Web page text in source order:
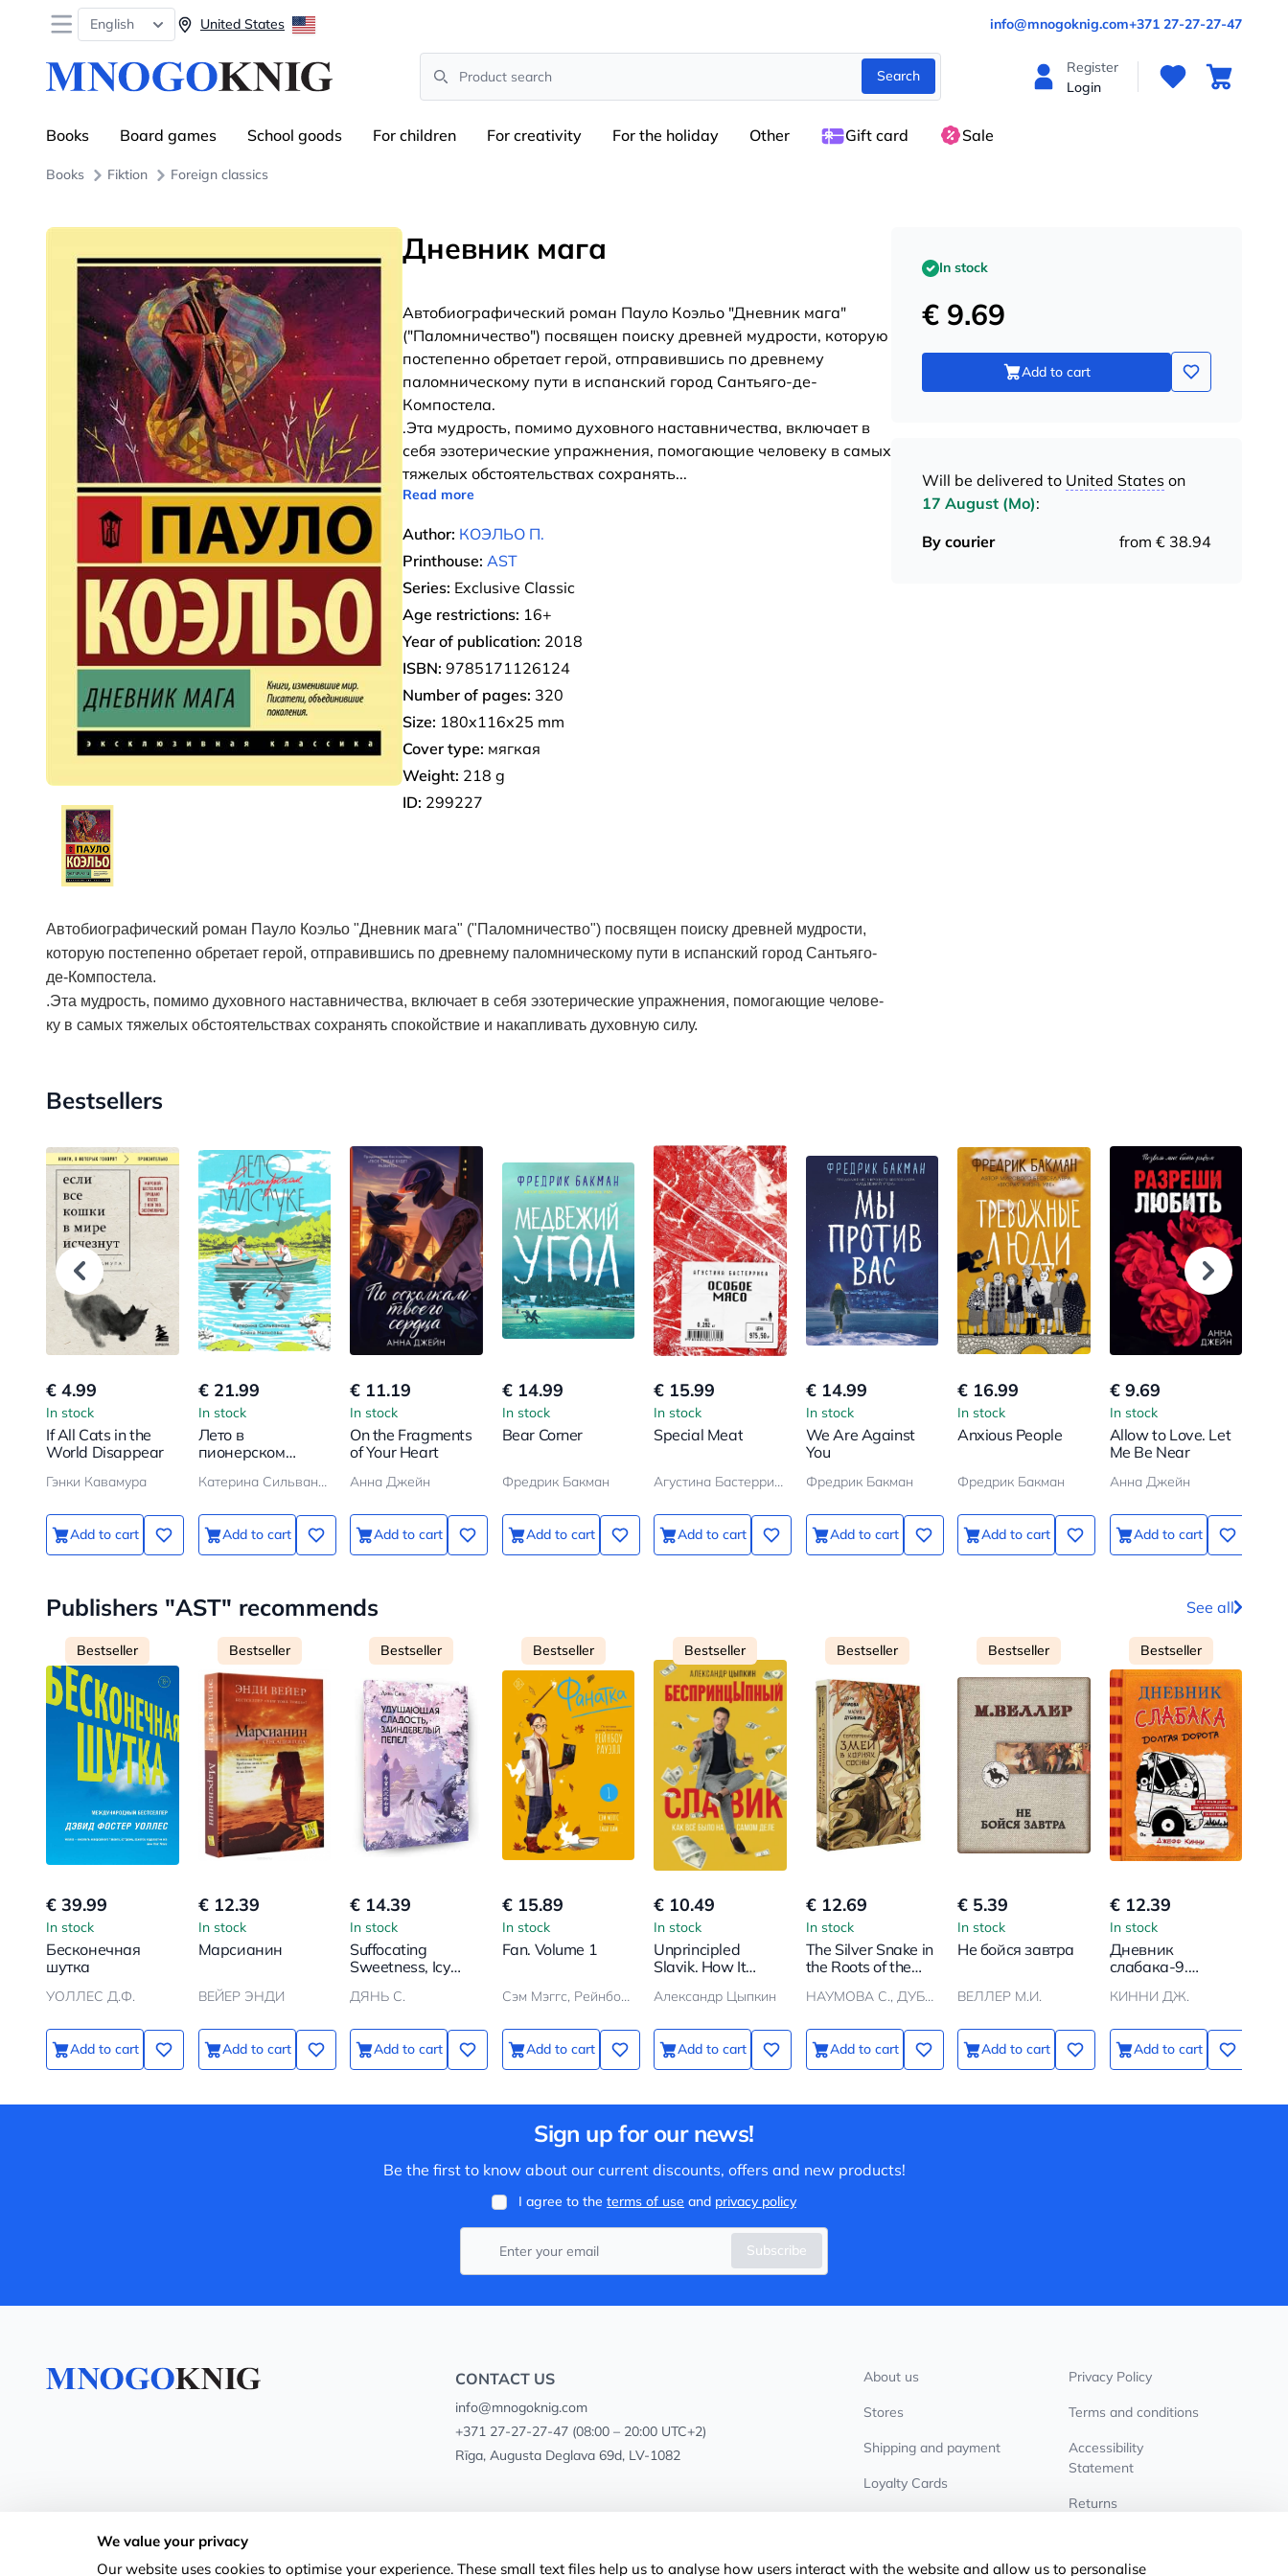
Open menu
English United States info@mnogoknig.com+371 27-27-27-47
Search
Search
Register
Login
Books Board games School goods For children For creativity For the holiday Other Gift card Sale
Books Fiktion Foreign classics
Дневник мага
Автобиографический роман Пауло Коэльо "Дневник ма­га"
("Паломничество") посвящен поиску древней мудрости, которую
постепенно обретает герой, отправившись по древ­нему
паломническому пути в испанский город Сантьяго-де-
Компостела.
.Эта мудрость, помимо духовного наставничества, вклю­чает в
себя эзотерические упражнения, помогающие челове­ку в самых
тяжелых обстоятельствах сохранять...
Read more
Author: КОЭЛЬО П.
Printhouse: AST
Series: Exclusive Classic
Age restrictions: 16+
Year of publication: 2018
ISBN: 9785171126124
Number of pages: 320
Size: 180x116x25 mm
Cover type: мягкая
Weight: 218 g
ID: 299227
Автобиографический роман Пауло Коэльо "Дневник ма­га" ("Паломничество") посвящен поиску древней мудрости,
которую постепенно обретает герой, отправившись по древ­нему паломническому пути в испанский город Сантьяго-
де-Компостела.
.Эта мудрость, помимо духовного наставничества, вклю­чает в себя эзотерические упражнения, помогающие челове­
ку в самых тяжелых обстоятельствах сохранять спокойствие и накапливать духовную силу.
In stock
€ 9.69
Add to cart
Will be delivered to United States on
17 August (Mo):
By courier
from € 38.94
Bestsellers
€ 4.99
In stock
If All Cats in the
World Disappear
Гэнки Кавамура
Add to cart
€ 21.99
In stock
Лето в
пионерском
Катерина Сильванова, Елена Малисова
Add to cart
€ 11.19
In stock
On the Fragments
of Your Heart
Анна Джейн
Add to cart
€ 14.99
In stock
Bear Corner
Фредрик Бакман
Add to cart
€ 15.99
In stock
Special Meat
Агустина Бастеррика
Add to cart
€ 14.99
In stock
We Are Against
You
Фредрик Бакман
Add to cart
€ 16.99
In stock
Anxious People
Фредрик Бакман
Add to cart
€ 9.69
In stock
Allow to Love. Let
Me Be Near
Анна Джейн
Add to cart
Publishers "AST" recommends See all
Bestseller
€ 39.99
In stock
Бесконечная
шутка
УОЛЛЕС Д.Ф.
Add to cart
Bestseller
€ 12.39
In stock
Марсианин
ВЕЙЕР ЭНДИ
Add to cart
Bestseller
€ 14.39
In stock
Suffocating
Sweetness, Icy
ДЯНЬ С.
Add to cart
Bestseller
€ 15.89
In stock
Fan. Volume 1
Сэм Мэггс, Рейнбоу Рауэлл
Add to cart
Bestseller
€ 10.49
In stock
Unprincipled
Slavik. How It
Александр Цыпкин
Add to cart
Bestseller
€ 12.69
In stock
The Silver Snake in
the Roots of the
НАУМОВА С., ДУБИНИНА М.
Add to cart
Bestseller
€ 5.39
In stock
Не бойся завтра
ВЕЛЛЕР М.И.
Add to cart
Bestseller
€ 12.39
In stock
Дневник
слабака-9.
КИННИ ДЖ.
Add to cart
Sign up for our news!
Be the first to know about our current discounts, offers and new products!
I agree to the terms of use and privacy policy
Subscribe
CONTACT US
info@mnogoknig.com
+371 27-27-27-47(08:00 – 20:00 UTC+2)
Rīga, Augusta Deglava 69d, LV-1082
About us
Stores
Shipping and payment
Loyalty Cards
Privacy Policy
Terms and conditions
Accessibility
Statement
Returns
We value your privacy
Our website uses cookies to optimise your experience. These small text files help us to analyse how users interact with the website and allow us to personalise